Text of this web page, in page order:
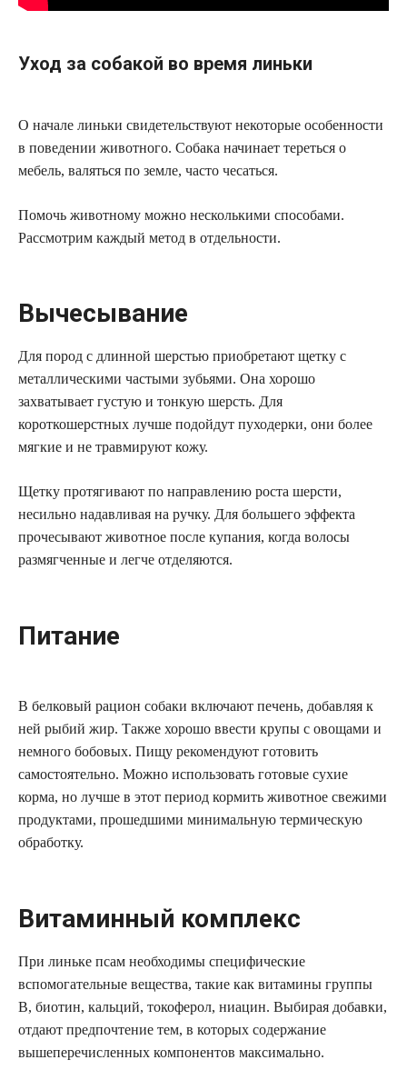
Уход за собакой во время линьки
О начале линьки свидетельствуют некоторые особенности
в поведении животного. Собака начинает тереться о
мебель, валяться по земле, часто чесаться.
Помочь животному можно несколькими способами.
Рассмотрим каждый метод в отдельности.
Вычесывание
Для пород с длинной шерстью приобретают щетку с
металлическими частыми зубьями. Она хорошо
захватывает густую и тонкую шерсть. Для
короткошерстных лучше подойдут пуходерки, они более
мягкие и не травмируют кожу.
Щетку протягивают по направлению роста шерсти,
несильно надавливая на ручку. Для большего эффекта
прочесывают животное после купания, когда волосы
размягченные и легче отделяются.
Питание
В белковый рацион собаки включают печень, добавляя к
ней рыбий жир. Также хорошо ввести крупы с овощами и
немного бобовых. Пищу рекомендуют готовить
самостоятельно. Можно использовать готовые сухие
корма, но лучше в этот период кормить животное свежими
продуктами, прошедшими минимальную термическую
обработку.
Витаминный комплекс
При линьке псам необходимы специфические
вспомогательные вещества, такие как витамины группы
B, биотин, кальций, токоферол, ниацин. Выбирая добавки,
отдают предпочтение тем, в которых содержание
вышеперечисленных компонентов максимально.